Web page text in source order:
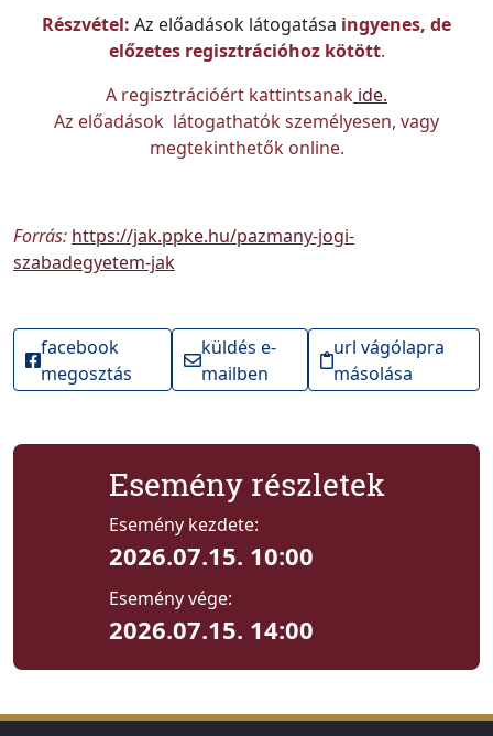
Részvétel: Az előadások látogatása ingyenes, de
előzetes regisztrációhoz kötött.
A regisztrációért kattintsanak ide.
Az előadások látogathatók személyesen, vagy
megtekinthetők online.
Forrás: https://jak.ppke.hu/pazmany-jogi-
szabadegyetem-jak
facebook
megosztás
küldés e-
mailben
url vágólapra
másolása
Esemény részletek
Esemény kezdete:
2026.07.15. 10:00
Esemény vége:
2026.07.15. 14:00